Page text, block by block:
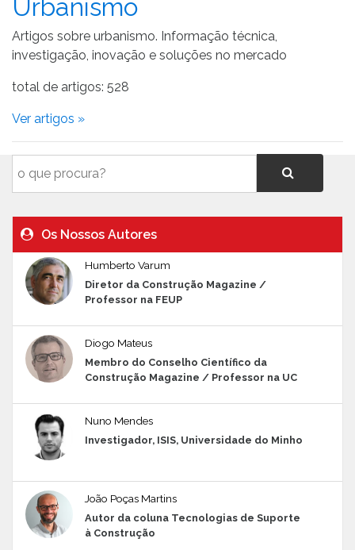
Urbanismo
Artigos sobre urbanismo. Informação técnica,
investigação, inovação e soluções no mercado
total de artigos: 528
Ver artigos »
Os Nossos Autores
Humberto Varum
Diretor da Construção Magazine /
Professor na FEUP
Diogo Mateus
Membro do Conselho Científico da
Construção Magazine / Professor na UC
Nuno Mendes
Investigador, ISIS, Universidade do Minho
João Poças Martins
Autor da coluna Tecnologias de Suporte
à Construção